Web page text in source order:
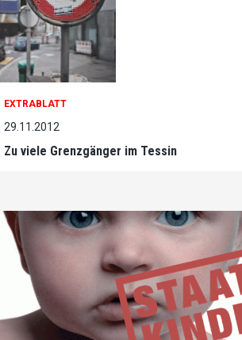
EXTRABLATT
29.11.2012
Zu viele Grenzgänger im Tessin